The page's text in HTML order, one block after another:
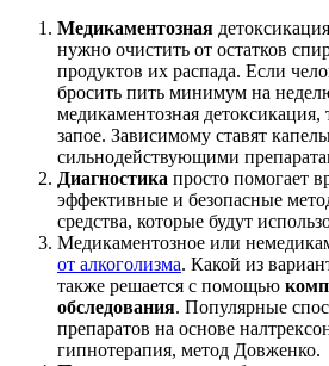
Медикаментозная
нужно очистить от остатков
продуктов их распада. Если
бросить пить минимум на
медикаментозная
запое. Зависимому ставят
сильнодействующими
Диагностика просто помогает
эффективные и безопасные
средства, которые будут
Медикаментозное или
от алкоголизма. Какой из
также решается с помощью
обследования. Популярные
препаратов на основе
гипнотерапия, метод Довженко.